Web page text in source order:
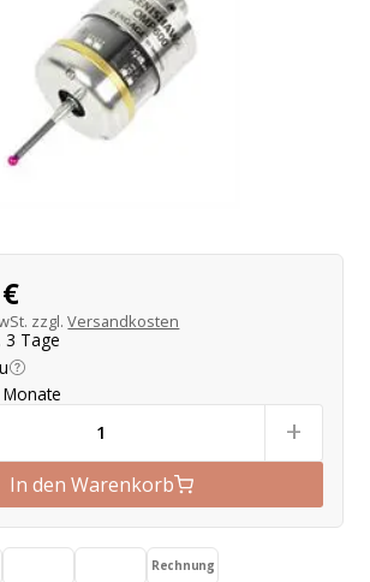
zzgl.Versandkosten
3 Tage
Monate
+
In den Warenkorb
Rechnung